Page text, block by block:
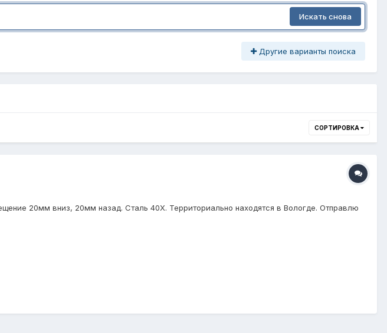
Искать снова
Другие варианты поиска
СОРТИРОВКА
20мм вниз, 20мм назад. Сталь 40X. Территориально наxодятся в Вологде. Отправлю